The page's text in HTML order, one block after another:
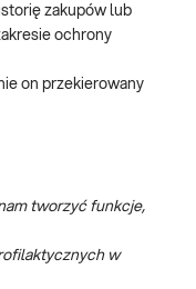
zakupów lub
ochrony
on przekierowany
tworzyć funkcje,
w